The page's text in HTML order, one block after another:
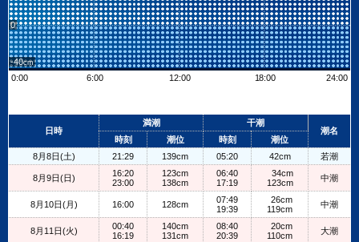
0
-40
0:00
6:00 12:00 18:00 24:00
+
日時
満潮
干潮
潮名
時刻
潮位 時刻
潮位
8月8日(土)
21:29 139cm 05:20 42cm 若潮
8月9日(日)
16:20
23:00
123cm
138cm
06:40
17:19
34cm
123cm
中潮
8月10日(月) 16:00 128cm
07:49
19:39
26cm
119cm
中潮
8月11日(火)
00:40
16:19
140cm
131cm
08:40
20:39
20cm
110cm
大潮